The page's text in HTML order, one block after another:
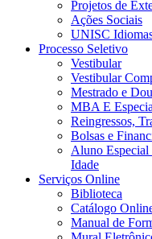
Projetos de
Ações Sociais
UNISC
Processo Seletivo
Vestibular
Vestibular
Mestrado e
MBA E
Reingressos,
Bolsas e
Aluno Especial
Idade
Serviços Online
Biblioteca
Catálogo
Manual de